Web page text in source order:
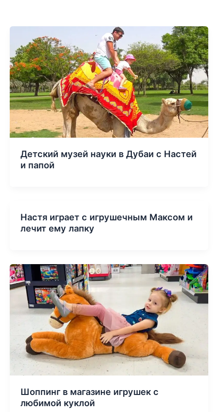
Детский музей науки в Дубаи с Настей
и папой
Настя играет с игрушечным Максом и
лечит ему лапку
Шоппинг в магазине игрушек с
любимой куклой